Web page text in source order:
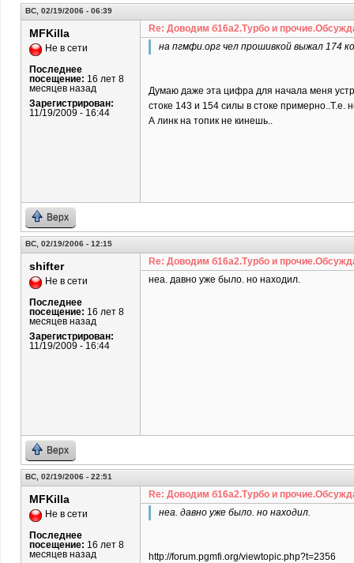
ВС, 02/19/2006 - 06:39
MFKilla
Не в сети
Последнее
посещение: 16 лет 8
месяцев назад
Зарегистрирован:
11/19/2009 - 16:44
Re: Доводим б16а2.Турбо и
на пгмфи.орг чел прошивкой выжал 174
Думаю даже эта цифра для начала меня
стоке 143 и 154 силы в стоке примерно..Т.е.
А линк на топик не кинешь..
Верх
ВС, 02/19/2006 - 12:15
shifter
Не в сети
Последнее
посещение: 16 лет 8
месяцев назад
Зарегистрирован:
11/19/2009 - 16:44
Re: Доводим б16а2.Турбо и
неа. давно уже было. но находил.
Верх
ВС, 02/19/2006 - 22:51
MFKilla
Не в сети
Последнее
посещение: 16 лет 8
месяцев назад
Re: Доводим б16а2.Турбо и
неа. давно уже было. но находил.
http://forum.pgmfi.org/viewtopic.php?t=2356